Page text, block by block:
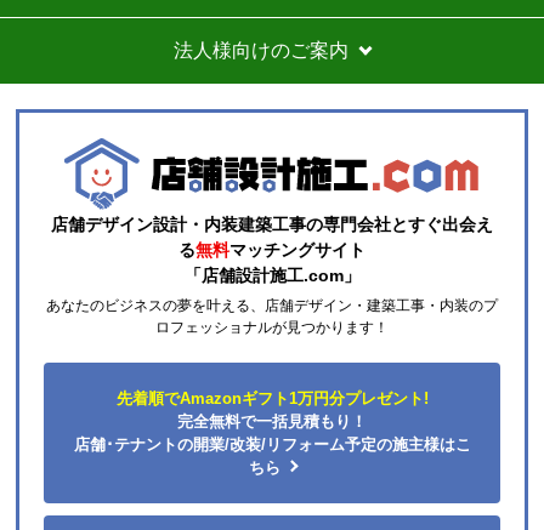
法人様向けのご案内
店舗デザイン設計・内装建築工事の専門会社とすぐ出会え
る無料マッチングサイト
「店舗設計施工.com」
あなたのビジネスの夢を叶える、店舗デザイン・建築工事・内装のプ
ロフェッショナルが見つかります！
先着順でAmazonギフト1万円分プレゼント!
完全無料で一括見積もり！
店舗･テナントの開業/改装/リフォーム予定の施主様はこ
ちら